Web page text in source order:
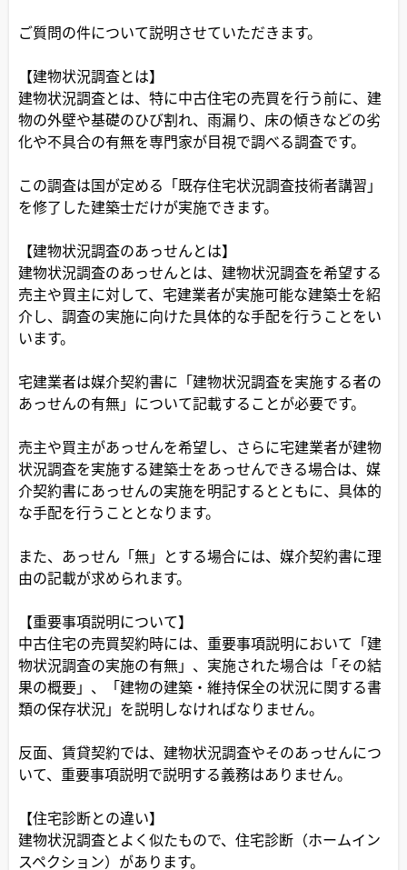
ご質問の件について説明させていただきます。
【建物状況調査とは】
建物状況調査とは、特に中古住宅の売買を行う前に、建
物の外壁や基礎のひび割れ、雨漏り、床の傾きなどの劣
化や不具合の有無を専門家が目視で調べる調査です。
この調査は国が定める「既存住宅状況調査技術者講習」
を修了した建築士だけが実施できます。
【建物状況調査のあっせんとは】
建物状況調査のあっせんとは、建物状況調査を希望する
売主や買主に対して、宅建業者が実施可能な建築士を紹
介し、調査の実施に向けた具体的な手配を行うことをい
います。
宅建業者は媒介契約書に「建物状況調査を実施する者の
あっせんの有無」について記載することが必要です。
売主や買主があっせんを希望し、さらに宅建業者が建物
状況調査を実施する建築士をあっせんできる場合は、媒
介契約書にあっせんの実施を明記するとともに、具体的
な手配を行うこととなります。
また、あっせん「無」とする場合には、媒介契約書に理
由の記載が求められます。
【重要事項説明について】
中古住宅の売買契約時には、重要事項説明において「建
物状況調査の実施の有無」、実施された場合は「その結
果の概要」、「建物の建築・維持保全の状況に関する書
類の保存状況」を説明しなければなりません。
反面、賃貸契約では、建物状況調査やそのあっせんにつ
いて、重要事項説明で説明する義務はありません。
【住宅診断との違い】
建物状況調査とよく似たもので、住宅診断（ホームイン
スペクション）があります。